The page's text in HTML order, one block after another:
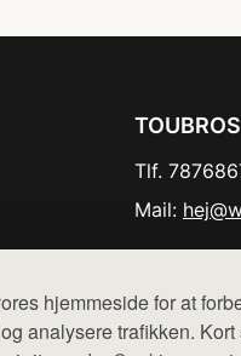
hjemmeside for at
analysere trafikken.
Tlf.
Mail: